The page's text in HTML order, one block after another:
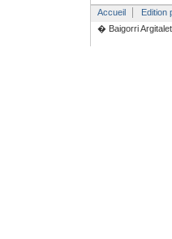
Accueil Edition
� Baigorri